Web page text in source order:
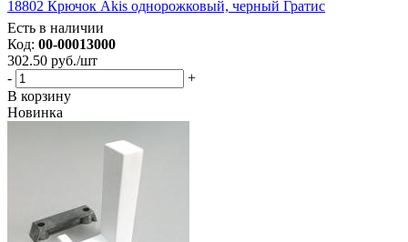
18802 Крючок Akis однорожковый, черный Гратис
Есть в наличии
Код: 00-00013000
302.50 руб./шт
-
+
В корзину
Новинка